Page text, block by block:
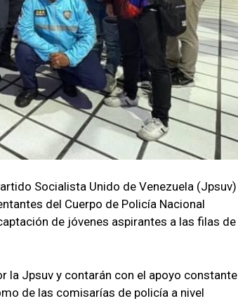
Socialista Unido de Venezuela (Jpsuv)
del Cuerpo de Policía Nacional
de jóvenes aspirantes a las filas de
Jpsuv y contarán con el apoyo constante
de las comisarías de policía a nivel